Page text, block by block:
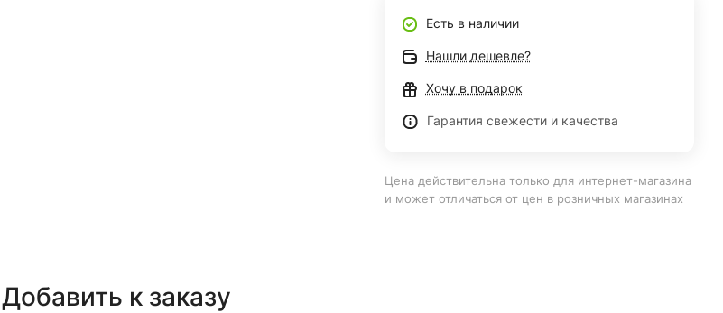
Есть в наличии
Нашли дешевле?
Хочу в подарок
Гарантия свежести и качества
Цена действительна только для интернет-магазина
и может отличаться от цен в розничных магазинах
Добавить к заказу